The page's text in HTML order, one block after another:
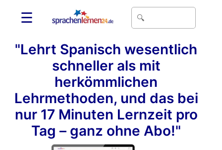
☰
"Lehrt Spanisch wesentlich
schneller als mit
herkömmlichen
Lehrmethoden, und das bei
nur 17 Minuten Lernzeit pro
Tag – ganz ohne Abo!"